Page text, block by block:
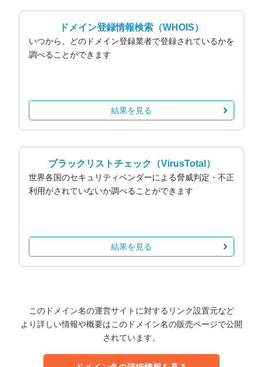
ドメイン登録情報検索 （WHOIS）
いつから、どのドメイン登録業者で登録されているかを
調べることができます
結果を見る
ブラックリストチェック （VirusTotal）
世界各国のセキュリティベンダーによる脅威判定・不正
利用がされていないか調べることができます
結果を見る
このドメイン名の運営サイトに対するリンク設置元など
より詳しい情報や概要はこのドメイン名の販売ページで公開
されています。